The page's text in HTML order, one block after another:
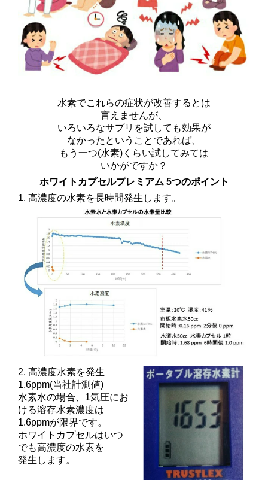
水素でこれらの症状が改善するとは
言えませんが、
いろいろなサプリを試しても効果が
なかったということであれば、
もう一つ(水素)くらい試してみては
いかがですか？
ホワイトカプセルプレミアム 5つのポイント
1. 高濃度の水素を長時間発生します。
2. 高濃度水素を発生
1.6ppm(当社計測値)
水素水の場合、1気圧にお
ける溶存水素濃度は
1.6ppmが限界です。
ホワイトカプセルはいつ
でも高濃度の水素を
発生します。